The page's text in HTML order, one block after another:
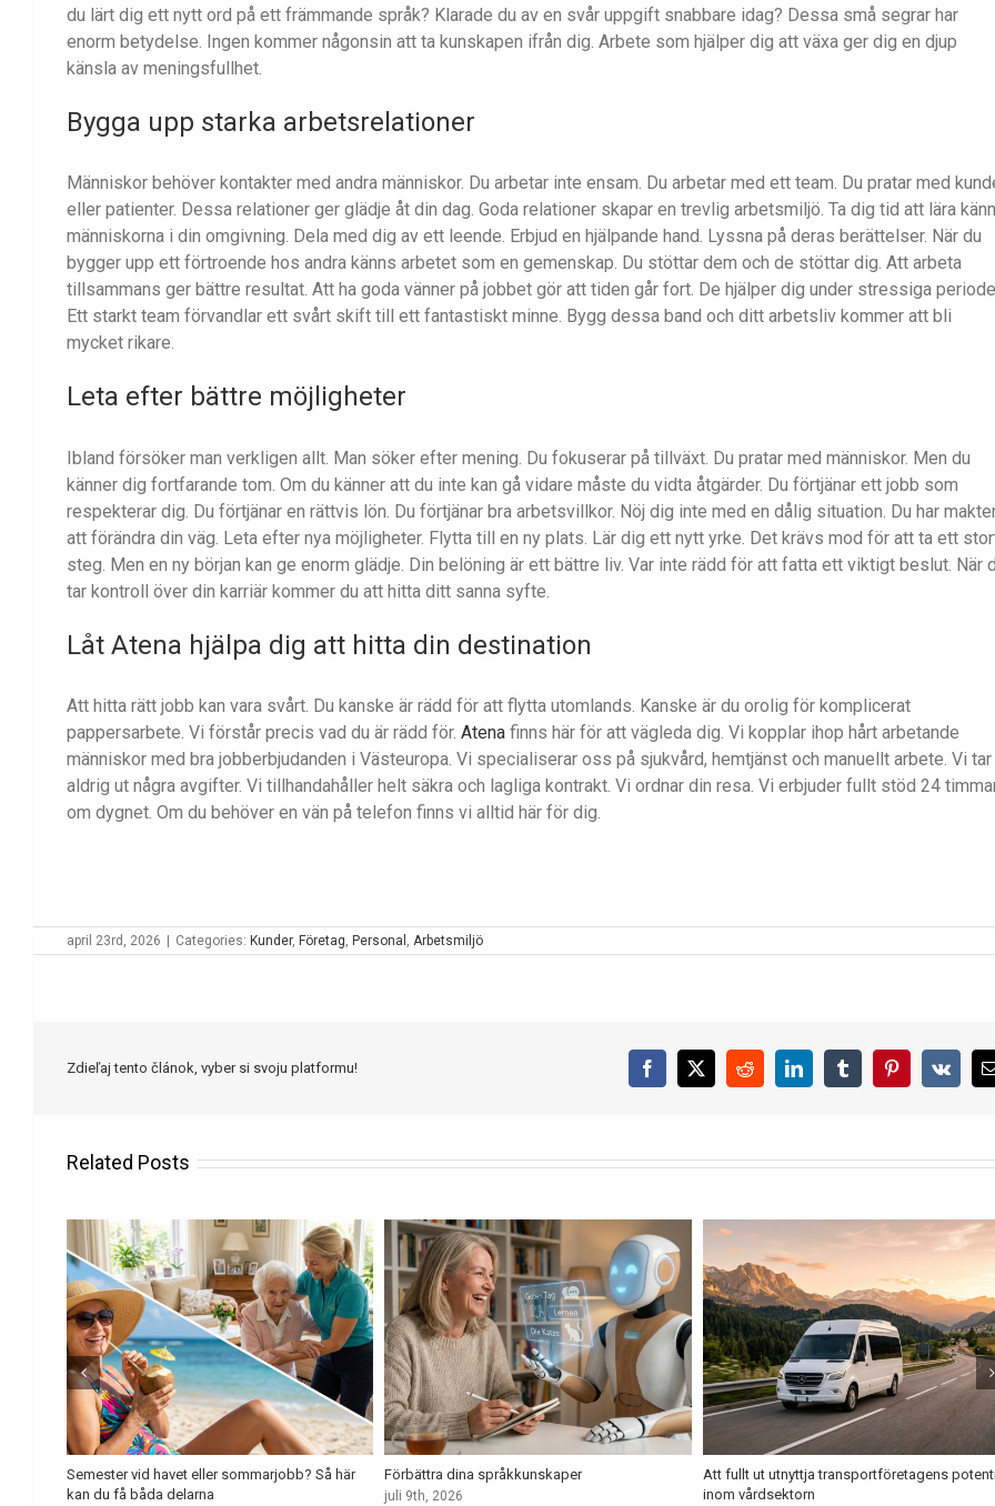
du lärt dig ett nytt ord på ett främmande språk? Klarade du av en svår uppgift snabbare idag? Dessa små segrar har
enorm betydelse. Ingen kommer någonsin att ta kunskapen ifrån dig. Arbete som hjälper dig att växa ger dig en djup
känsla av meningsfullhet.
Bygga upp starka arbetsrelationer
Människor behöver kontakter med andra människor. Du arbetar inte ensam. Du arbetar med ett team. Du pratar med
eller patienter. Dessa relationer ger glädje åt din dag. Goda relationer skapar en trevlig arbetsmiljö. Ta dig tid att lära
människorna i din omgivning. Dela med dig av ett leende. Erbjud en hjälpande hand. Lyssna på deras berättelser. När du
bygger upp ett förtroende hos andra känns arbetet som en gemenskap. Du stöttar dem och de stöttar dig. Att arbeta
tillsammans ger bättre resultat. Att ha goda vänner på jobbet gör att tiden går fort. De hjälper dig under stressiga
Ett starkt team förvandlar ett svårt skift till ett fantastiskt minne. Bygg dessa band och ditt arbetsliv kommer att bli
mycket rikare.
Leta efter bättre möjligheter
Ibland försöker man verkligen allt. Man söker efter mening. Du fokuserar på tillväxt. Du pratar med människor. Men du
känner dig fortfarande tom. Om du känner att du inte kan gå vidare måste du vidta åtgärder. Du förtjänar ett jobb som
respekterar dig. Du förtjänar en rättvis lön. Du förtjänar bra arbetsvillkor. Nöj dig inte med en dålig situation. Du har
att förändra din väg. Leta efter nya möjligheter. Flytta till en ny plats. Lär dig ett nytt yrke. Det krävs mod för att ta ett
steg. Men en ny början kan ge enorm glädje. Din belöning är ett bättre liv. Var inte rädd för att fatta ett viktigt beslut. När
tar kontroll över din karriär kommer du att hitta ditt sanna syfte.
Låt Atena hjälpa dig att hitta din destination
Att hitta rätt jobb kan vara svårt. Du kanske är rädd för att flytta utomlands. Kanske är du orolig för komplicerat
pappersarbete. Vi förstår precis vad du är rädd för. Atena finns här för att vägleda dig. Vi kopplar ihop hårt arbetande
människor med bra jobberbjudanden i Västeuropa. Vi specialiserar oss på sjukvård, hemtjänst och manuellt arbete. Vi tar
aldrig ut några avgifter. Vi tillhandahåller helt säkra och lagliga kontrakt. Vi ordnar din resa. Vi erbjuder fullt stöd 24
om dygnet. Om du behöver en vän på telefon finns vi alltid här för dig.
april 23rd, 2026 Categories: Kunder, Företag, Personal , Arbetsmiljö
Zdieľaj tento článok, vyber si svoju platformu! Facebook
X RedditLinkedInTumblrPinterest
Vk
Related Posts
Semester vid havet eller sommarjobb? Så här
kan du få båda delarna
Förbättra dina språkkunskaper
juli 9th, 2026
Att fullt ut utnyttja transportföretagens
inom vårdsektorn